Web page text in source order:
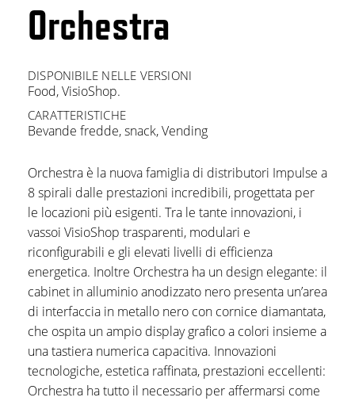
Orchestra
DISPONIBILE NELLE VERSIONI
Food, VisioShop.
CARATTERISTICHE
Bevande fredde,snack,Vending
Orchestra è la nuova famiglia di distributori Impulse a
8 spirali dalle prestazioni incredibili, progettata per
le locazioni più esigenti. Tra le tante innovazioni, i
vassoi VisioShop trasparenti, modulari e
riconfigurabili e gli elevati livelli di efficienza
energetica. Inoltre Orchestra ha un design elegante: il
cabinet in alluminio anodizzato nero presenta un’area
di interfaccia in metallo nero con cornice diamantata,
che ospita un ampio display grafico a colori insieme a
una tastiera numerica capacitiva. Innovazioni
tecnologiche, estetica raffinata, prestazioni eccellenti:
Orchestra ha tutto il necessario per affermarsi come